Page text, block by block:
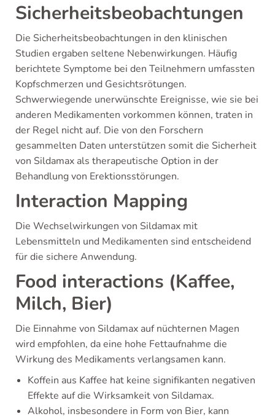
Sicherheitsbeobachtungen
Die Sicherheitsbeobachtungen in den klinischen
Studien ergaben seltene Nebenwirkungen. Häufig
berichtete Symptome bei den Teilnehmern umfassten
Kopfschmerzen und Gesichtsrötungen.
Schwerwiegende unerwünschte Ereignisse, wie sie bei
anderen Medikamenten vorkommen können, traten in
der Regel nicht auf. Die von den Forschern
gesammelten Daten unterstützen somit die Sicherheit
von Sildamax als therapeutische Option in der
Behandlung von Erektionsstörungen.
Interaction Mapping
Die Wechselwirkungen von Sildamax mit
Lebensmitteln und Medikamenten sind entscheidend
für die sichere Anwendung.
Food interactions (Kaffee,
Milch, Bier)
Die Einnahme von Sildamax auf nüchternen Magen
wird empfohlen, da eine hohe Fettaufnahme die
Wirkung des Medikaments verlangsamen kann.
Koffein aus Kaffee hat keine signifikanten negativen
Effekte auf die Wirksamkeit von Sildamax.
Alkohol, insbesondere in Form von Bier, kann